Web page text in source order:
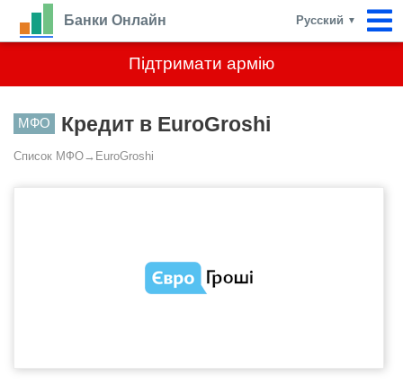
Підтримати армію
Банки Онлайн Русский ▼
МФО Кредит в EuroGroshi
Список МФО→ EuroGroshi